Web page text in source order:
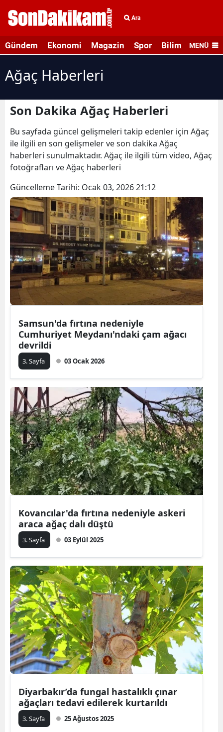
Ara
Gündem Ekonomi Magazin Spor Bilim veMENÜ
Ağaç Haberleri
Son Dakika Ağaç Haberleri
Bu sayfada güncel gelişmeleri takip edenler için Ağaç
ile ilgili en son gelişmeler ve son dakika Ağaç
haberleri sunulmaktadır. Ağaç ile ilgili tüm video, Ağaç
fotoğrafları ve Ağaç haberleri
Güncelleme Tarihi: Ocak 03, 2026 21:12
Samsun'da fırtına nedeniyle
Cumhuriyet Meydanı'ndaki çam ağacı
devrildi
3. Sayfa 03 Ocak 2026
Kovancılar'da fırtına nedeniyle askeri
araca ağaç dalı düştü
3. Sayfa 03 Eylül 2025
Diyarbakır’da fungal hastalıklı çınar
ağaçları tedavi edilerek kurtarıldı
3. Sayfa 25 Ağustos 2025